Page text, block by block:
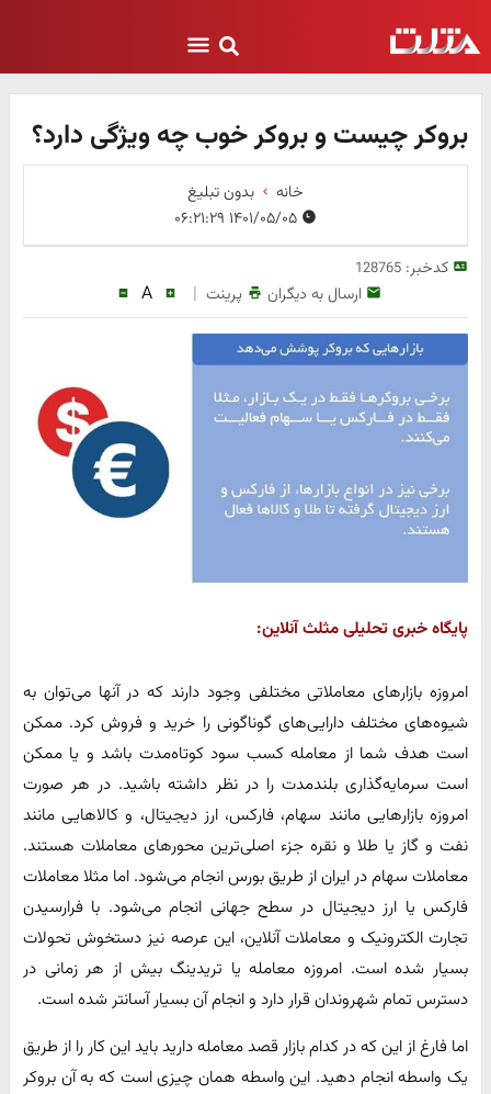
بروکر چیست و بروکر خوب چه ویژگی دارد؟
خانه
بدون تبلیغ
۱۴۰۱/۰۵/۰۵ ۰۶:۲۱:۲۹
کدخبر:128765
ارسال به دیگران پرینت |
A
پایگاه خبری تحلیلی مثلث آنلاین:
امروزه بازارهای معاملاتی مختلفی وجود دارند که در آنها می‌توان به
شیوه‌های مختلف دارایی‌های گوناگونی را خرید و فروش کرد. ممکن
است هدف شما از معامله کسب سود کوتاه‌مدت باشد و یا ممکن
است سرمایه‌گذاری بلندمدت را در نظر داشته باشید. در هر صورت
امروزه بازارهایی مانند سهام، فارکس، ارز دیجیتال، و کالاهایی مانند
نفت و گاز یا طلا و نقره جزء اصلی‌ترین محورهای معاملات هستند.
معاملات سهام در ایران از طریق بورس انجام می‌شود. اما مثلا معاملات
فارکس یا ارز دیجیتال در سطح جهانی انجام می‌شود. با فرارسیدن
تجارت الکترونیک و معاملات آنلاین، این عرصه نیز دستخوش تحولات
بسیار شده است. امروزه معامله یا تریدینگ بیش از هر زمانی در
دسترس تمام شهروندان قرار دارد و انجام آن بسیار آسانتر شده است.
اما فارغ از این که در کدام بازار قصد معامله دارید باید این کار را از طریق
یک واسطه انجام دهید. این واسطه همان چیزی است که به آن بروکر